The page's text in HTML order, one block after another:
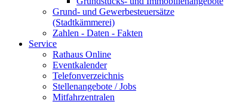
Grund- und Gewerbesteuersätze
(Stadtkämmerei)
Zahlen - Daten - Fakten
Service
Rathaus Online
Eventkalender
Telefonverzeichnis
Stellenangebote / Jobs
Mitfahrzentralen